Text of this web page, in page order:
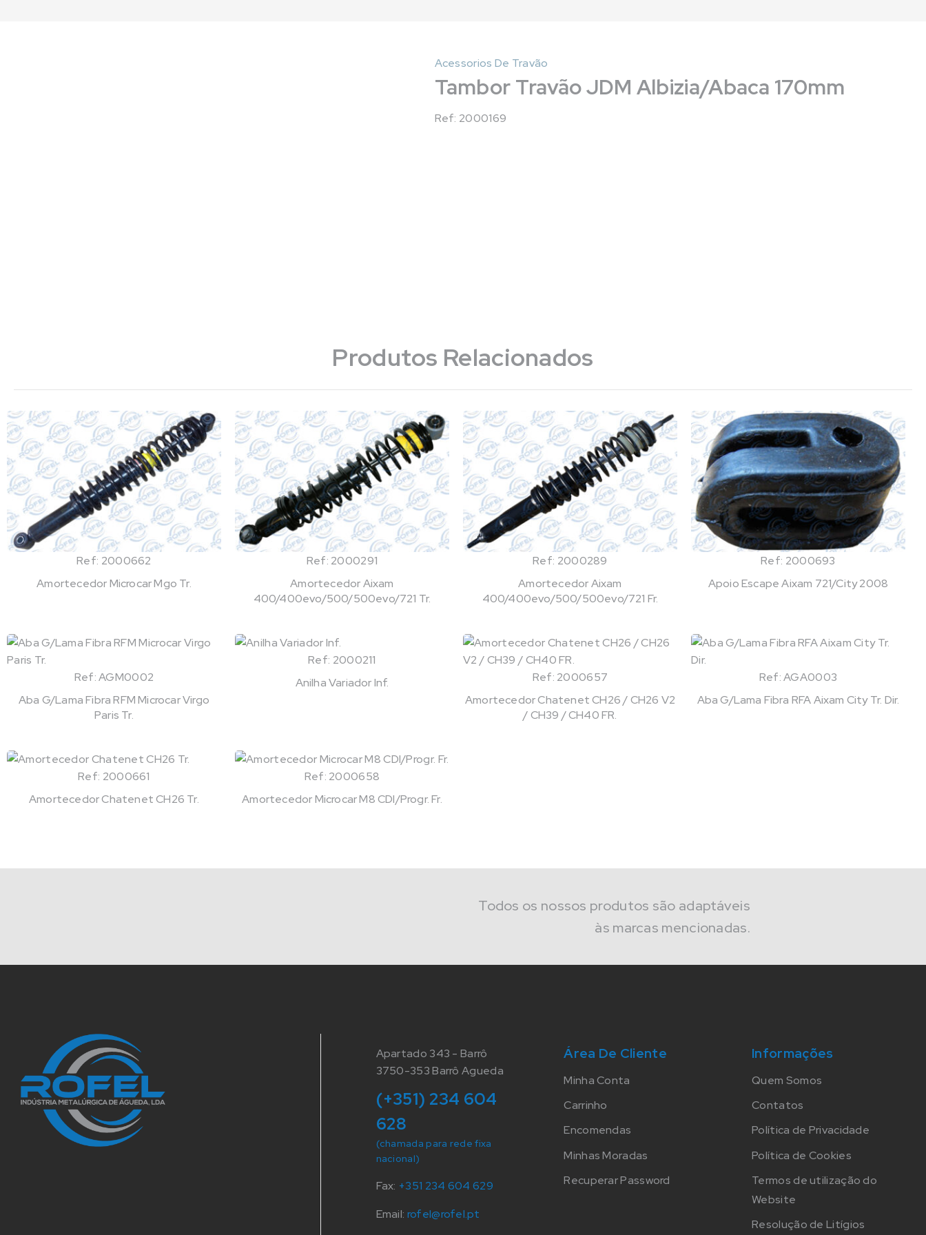
Acessorios De Travão
Tambor Travão JDM Albizia/Abaca 170mm
Ref: 2000169
Produtos Relacionados
Ref: 2000662
Amortecedor Microcar Mgo Tr.
Ref: 2000291
Amortecedor Aixam
400/400evo/500/500evo/721 Tr.
Ref: 2000289
Amortecedor Aixam
400/400evo/500/500evo/721 Fr.
Ref: 2000693
Apoio Escape Aixam 721/City 2008
Ref: AGM0002
Aba G/Lama Fibra RFM Microcar Virgo
Paris Tr.
Ref: 2000211
Anilha Variador Inf.
Ref: 2000657
Amortecedor Chatenet CH26 / CH26 V2
/ CH39 / CH40 FR.
Ref: AGA0003
Aba G/Lama Fibra RFA Aixam City Tr. Dir.
Ref: 2000661
Amortecedor Chatenet CH26 Tr.
Ref: 2000658
Amortecedor Microcar M8 CDI/Progr. Fr.
Todos os nossos produtos são adaptáveis
às marcas mencionadas.
Apartado 343 - Barrô
3750-353 Barrô Agueda
(+351) 234 604
628
(chamada para rede fixa
nacional)
Fax: +351 234 604 629
Email: rofel@rofel.pt
Área De Cliente
Minha Conta
Carrinho
Encomendas
Minhas Moradas
Recuperar Password
Informações
Quem Somos
Contatos
Política de Privacidade
Política de Cookies
Termos de utilização do
Website
Resolução de Litígios